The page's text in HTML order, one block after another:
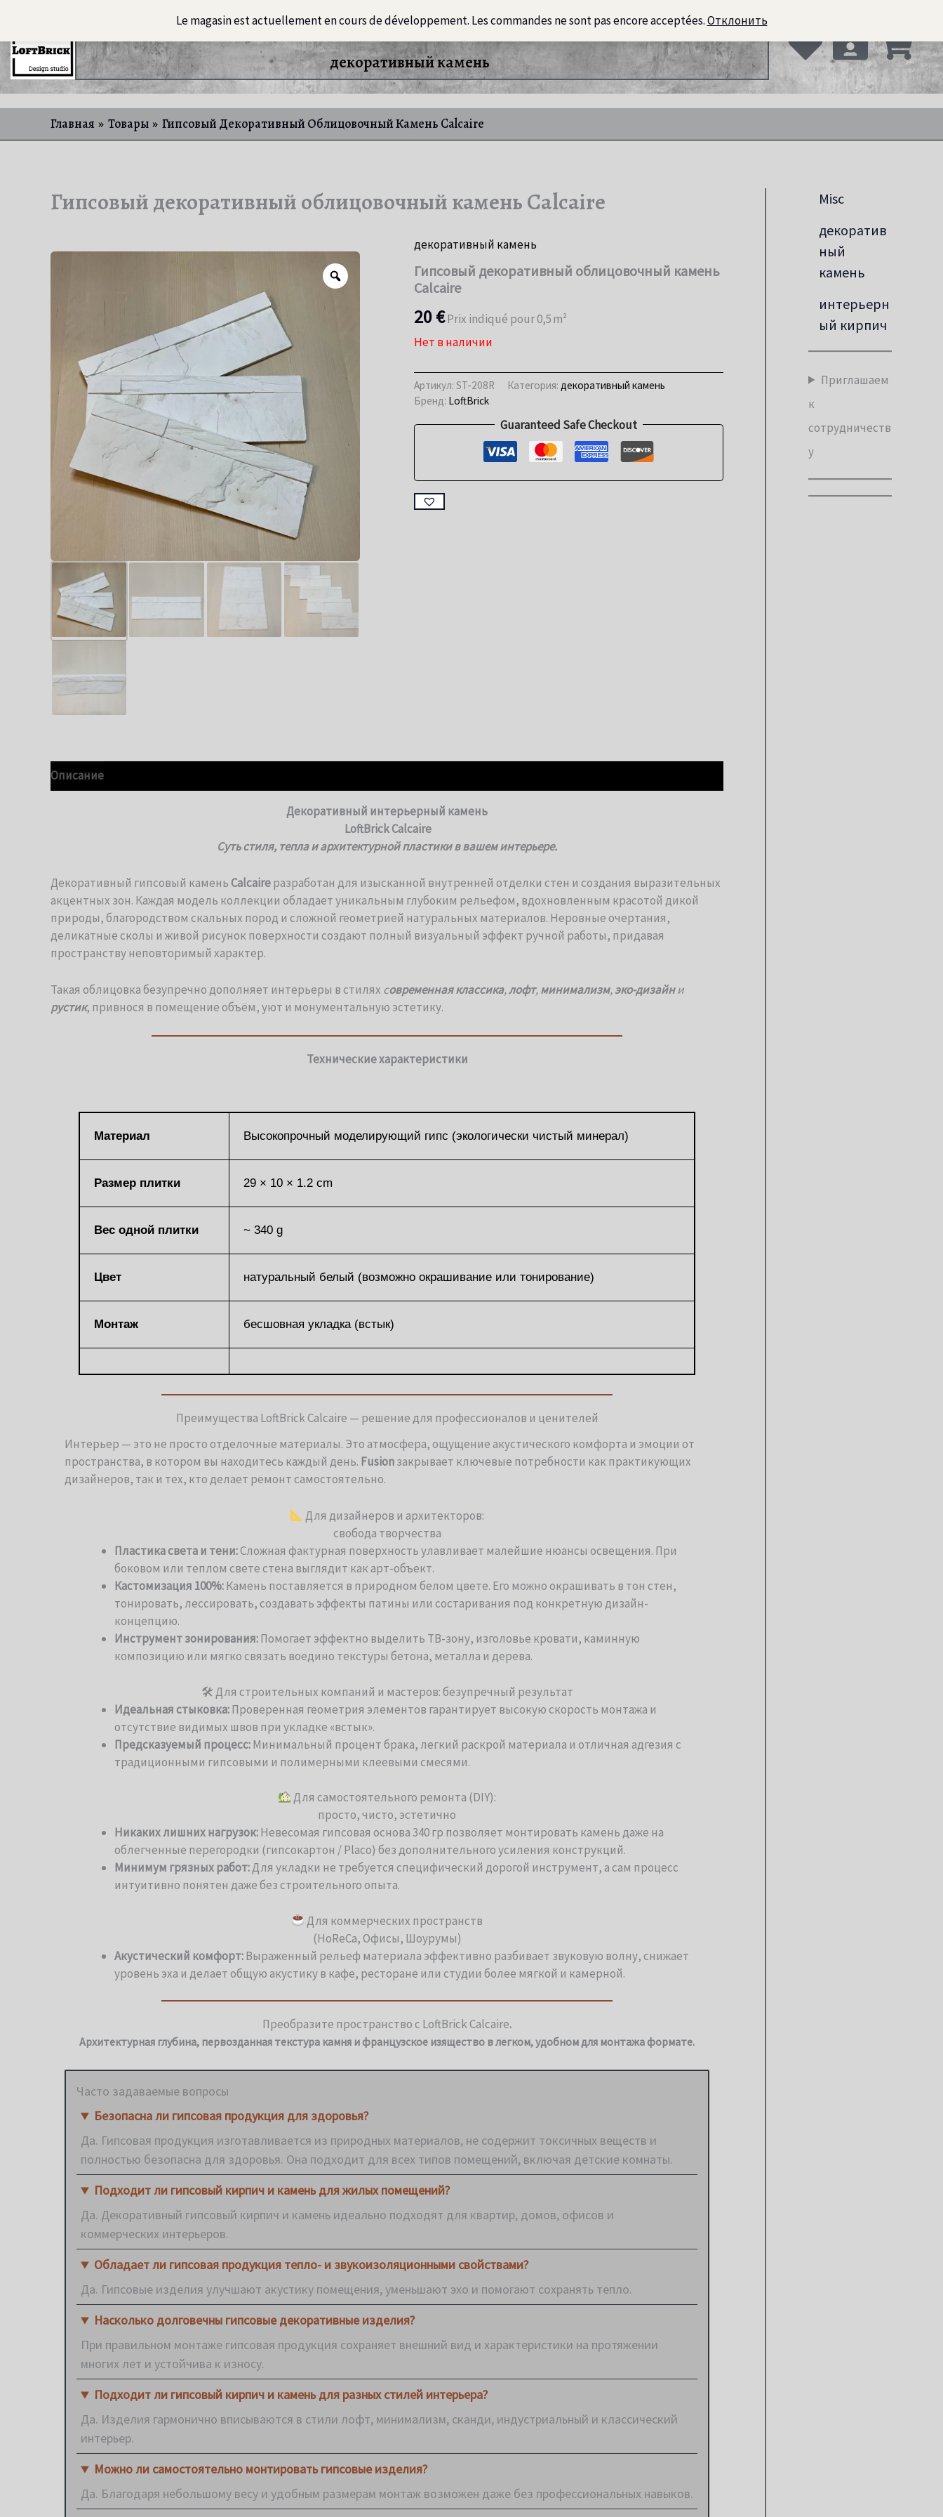
Le magasin est actuellement en cours de développement. Les commandes ne sont pas encore acceptées.Отклонить
содержимому
Освещение ART-Loft Информация Русский
интерьерный кирпич
декоративный камень
Главная Товары Гипсовый Декоративный Облицовочный Камень Calcaire
Гипсовый декоративный облицовочный камень Calcaire
Zoom
декоративный камень
Гипсовый декоративный облицовочный камень
Calcaire
20€Prix indiqué pour 0,5 m²
Нет в наличии
Артикул: ST-208R Категория: декоративный камень
Бренд: LoftBrick
Guaranteed Safe Checkout
Описание
Декоративный интерьерный камень
LoftBrick Calcaire
Суть стиля, тепла и архитектурной пластики в вашем интерьере.
Декоративный гипсовый каменьCalcaireразработан для изысканной внутренней отделки стен и создания выразительных
акцентных зон. Каждая модель коллекции обладает уникальным глубоким рельефом, вдохновленным красотой дикой
природы, благородством скальных пород и сложной геометрией натуральных материалов. Неровные очертания,
деликатные сколы и живой рисунок поверхности создают полный визуальный эффект ручной работы, придавая
пространству неповторимый характер.
Такая облицовка безупречно дополняет интерьеры в стилях современная классика,лофт,минимализм,эко-дизайни
рустик, привнося в помещение объём, уют и монументальную эстетику.
Технические характеристики
Материал Высокопрочный моделирующий гипс (экологически чистый минерал)
Размер плитки 29 × 10 × 1.2 cm
Вес одной плитки ~ 340 g
Цвет натуральный белый (возможно окрашивание или тонирование)
Монтаж бесшовная укладка (встык)
Преимущества LoftBrick Calcaire — решение для профессионалов и ценителей
Интерьер — это не просто отделочные материалы. Это атмосфера, ощущение акустического комфорта и эмоции от
пространства, в котором вы находитесь каждый день. Fusionзакрывает ключевые потребности как практикующих
дизайнеров, так и тех, кто делает ремонт самостоятельно.
Для дизайнеров и архитекторов:
cвобода творчества
Пластика света и тени:Сложная фактурная поверхность улавливает малейшие нюансы освещения. При
боковом или теплом свете стена выглядит как арт-объект.
Кастомизация 100%:Камень поставляется в природном белом цвете. Его можно окрашивать в тон стен,
тонировать, лессировать, создавать эффекты патины или состаривания под конкретную дизайн-
концепцию.
Инструмент зонирования:Помогает эффектно выделить ТВ-зону, изголовье кровати, каминную
композицию или мягко связать воедино текстуры бетона, металла и дерева.
🛠 Для строительных компаний и мастеров: безупречный результат
Идеальная стыковка:Проверенная геометрия элементов гарантирует высокую скорость монтажа и
отсутствие видимых швов при укладке «встык».
Предсказуемый процесс:Минимальный процент брака, легкий раскрой материала и отличная адгезия с
традиционными гипсовыми и полимерными клеевыми смесями.
Для самостоятельного ремонта (DIY):
просто, чисто, эстетично
Никаких лишних нагрузок:Невесомая гипсовая основа 340 гр позволяет монтировать камень даже на
облегченные перегородки (гипсокартон / Placo) без дополнительного усиления конструкций.
Минимум грязных работ:Для укладки не требуется специфический дорогой инструмент, а сам процесс
интуитивно понятен даже без строительного опыта.
Для коммерческих пространств
(HoReCa, Офисы, Шоурумы)
Акустический комфорт:Выраженный рельеф материала эффективно разбивает звуковую волну, снижает
уровень эха и делает общую акустику в кафе, ресторане или студии более мягкой и камерной.
Преобразите пространство с LoftBrick Calcaire.
Архитектурная глубина, первозданная текстура камня и французское изящество в легком, удобном для монтажа формате.
Часто задаваемые вопросы
Безопасна ли гипсовая продукция для здоровья?
Да. Гипсовая продукция изготавливается из природных материалов, не содержит токсичных веществ и
полностью безопасна для здоровья. Она подходит для всех типов помещений, включая детские комнаты.
Подходит ли гипсовый кирпич и камень для жилых помещений?
Да. Декоративный гипсовый кирпич и камень идеально подходят для квартир, домов, офисов и
коммерческих интерьеров.
Обладает ли гипсовая продукция тепло- и звукоизоляционными свойствами?
Да. Гипсовые изделия улучшают акустику помещения, уменьшают эхо и помогают сохранять тепло.
Насколько долговечны гипсовые декоративные изделия?
При правильном монтаже гипсовая продукция сохраняет внешний вид и характеристики на протяжении
многих лет и устойчива к износу.
Подходит ли гипсовый кирпич и камень для разных стилей интерьера?
Да. Изделия гармонично вписываются в стили лофт, минимализм, сканди, индустриальный и классический
интерьер.
Можно ли самостоятельно монтировать гипсовые изделия?
Да. Благодаря небольшому весу и удобным размерам монтаж возможен даже без профессиональных навыков.
Misc
декоратив
ный
камень
интерьерн
ый кирпич
Приглашаем
к
сотрудничеств
у